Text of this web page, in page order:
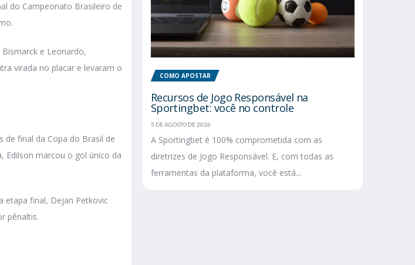
do Campeonato Brasileiro de
e Leonardo,
virada no placar e levaram o
de final da Copa do Brasil de
Edilson marcou o gol único da
etapa final, Dejan Petkovic
pênaltis.
COMO APOSTAR
Recursos de Jogo Responsável na
Sportingbet: você no controle
5 DE AGOSTO DE 2026
A Sportingbet é 100% comprometida com as
diretrizes de Jogo Responsável. E, com todas as
ferramentas da plataforma, você está...